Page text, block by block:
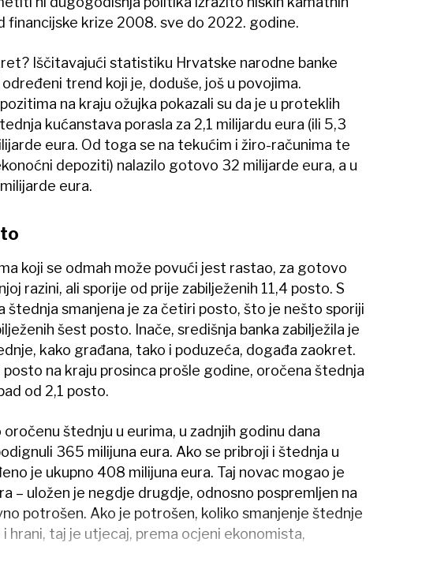
financijske krize 2008. sve do 2022. godine.
Iščitavajući statistiku Hrvatske narodne banke
trend koji je, doduše, još u povojima.
na kraju ožujka pokazali su da je u proteklih
kućanstava porasla za 2,1 milijardu eura (ili 5,3
eura. Od toga se na tekućim i žiro-računima te
depoziti) nalazilo gotovo 32 milijarde eura, a u
eura.
koji se odmah može povući jest rastao, za gotovo
razini, ali sporije od prije zabilježenih 11,4 posto. S
štednja smanjena je za četiri posto, što je nešto sporiji
šest posto. Inače, središnja banka zabilježila je
kako građana, tako i poduzeća, događa zaokret.
posto na kraju prosinca prošle godine, oročena štednja
od 2,1 posto.
štednju u eurima, u zadnjih godinu dana
365 milijuna eura. Ako se pribroji i štednja u
je ukupno 408 milijuna eura. Taj novac mogao je
– uložen je negdje drugdje, odnosno pospremljen na
potrošen. Ako je potrošen, koliko smanjenje štednje
hrani, taj je utjecaj, prema ocjeni ekonomista,